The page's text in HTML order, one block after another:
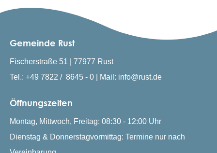
Gemeinde Rust
Fischerstraße 51 | 77977 Rust
Tel.: +49 7822 / 8645 - 0 | Mail: info@rust.de
Öffnungszeiten
Montag, Mittwoch, Freitag: 08:30 - 12:00 Uhr
Dienstag & Donnerstagvormittag: Termine nur nach